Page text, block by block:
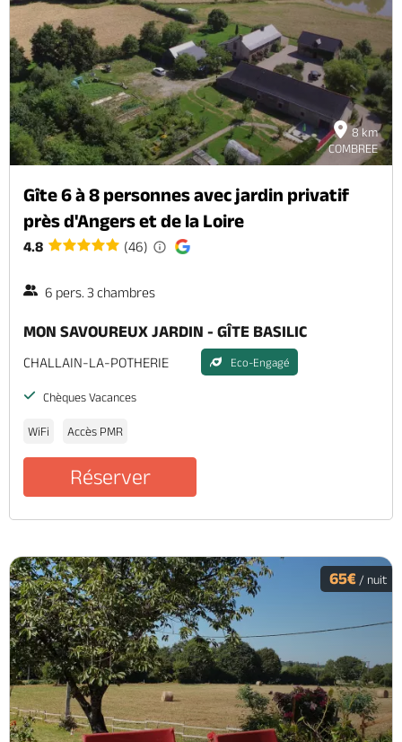
8 km
COMBREE
Gîte 6 à 8 personnes avec jardin privatif
près d'Angers et de la Loire
4.8 (46)
6 pers. 3 chambres
MON SAVOUREUX JARDIN - GÎTE BASILIC
CHALLAIN-LA-POTHERIE Eco-Engagé
Chèques Vacances
WiFi Accès PMR
Réserver
65€ / nuit